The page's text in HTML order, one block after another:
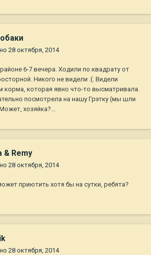
28 октября, 2014
6-7 вечера. Ходили по квадрату от
Никого не видели :(. Видели
корма, которая явно что-то высматривала.
посмотрела на нашу Грэтку (мы шли
хозяйка?...
& Remy
28 октября, 2014
приютить хотя бы на сутки, ребята?
28 октября, 2014